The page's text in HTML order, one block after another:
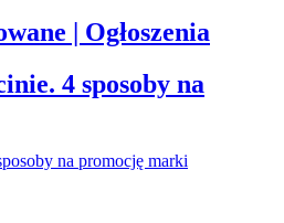
| Ogłoszenia
4 sposoby na